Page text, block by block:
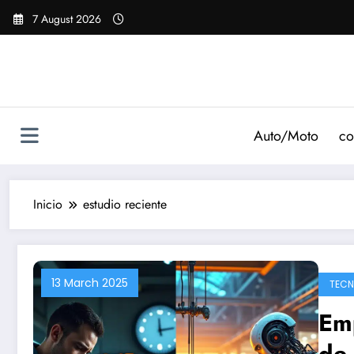
Saltar
7 August 2026
Auto/Moto
Inicio estudio reciente
13 March 2025